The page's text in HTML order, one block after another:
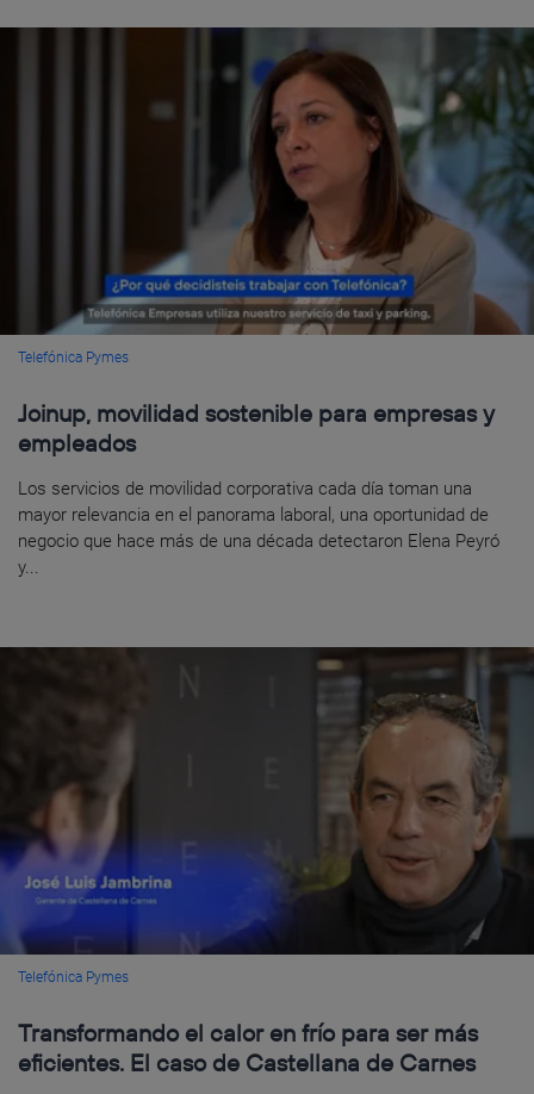
Telefónica Pymes
Joinup, movilidad sostenible para empresas y
empleados
Los servicios de movilidad corporativa cada día toman una
mayor relevancia en el panorama laboral, una oportunidad de
negocio que hace más de una década detectaron Elena Peyró
y...
Telefónica Pymes
Transformando el calor en frío para ser más
eficientes. El caso de Castellana de Carnes